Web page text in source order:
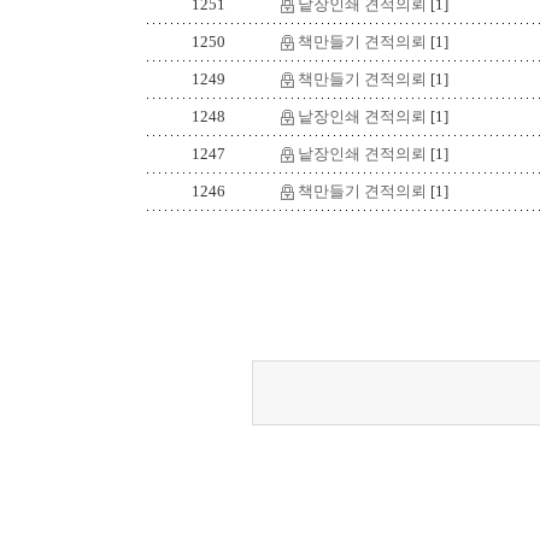
1251 낱장인쇄 견적의뢰 [1]
1250 책만들기 견적의뢰 [1]
1249 책만들기 견적의뢰 [1]
1248 낱장인쇄 견적의뢰 [1]
1247 낱장인쇄 견적의뢰 [1]
1246 책만들기 견적의뢰 [1]